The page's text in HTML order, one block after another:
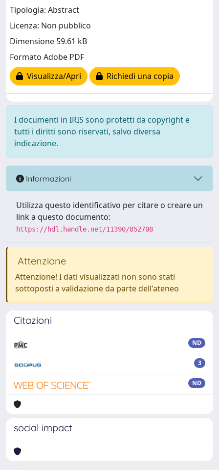
Tipologia: Abstract
Licenza: Non pubblico
Dimensione 59.61 kB
Formato Adobe PDF
Visualizza/Apri
Richiedi una copia
I documenti in IRIS sono protetti da copyright e
tutti i diritti sono riservati, salvo diversa
indicazione.
Informazioni
Utilizza questo identificativo per citare o creare un
link a questo documento:
https://hdl.handle.net/11390/852708
Attenzione
Attenzione! I dati visualizzati non sono stati
sottoposti a validazione da parte dell'ateneo
Citazioni
ND
3
ND
social impact